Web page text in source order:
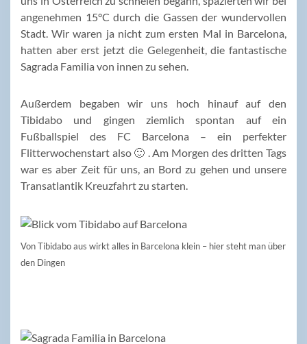
angenehmen 15°C durch die Gassen der wundervollen
Stadt. Wir waren ja nicht zum ersten Mal in Barcelona,
hatten aber erst jetzt die Gelegenheit, die fantastische
Sagrada Familia von innen zu sehen.
Außerdem begaben wir uns hoch hinauf auf den
Tibidabo und gingen ziemlich spontan auf ein
Fußballspiel des FC Barcelona – ein perfekter
Flitterwochenstart also 🙂 . Am Morgen des dritten Tags
war es aber Zeit für uns, an Bord zu gehen und unsere
Transatlantik Kreuzfahrt zu starten.
Von Tibidabo aus wirkt alles in Barcelona klein – hier steht man über
den Dingen